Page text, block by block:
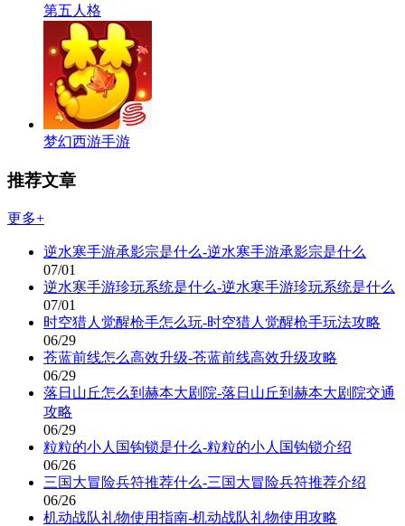
第五人格
梦幻西游手游
推荐文章
更多+
逆水寒手游承影宗是什么-逆水寒手游承影宗是什么
07/01
逆水寒手游珍玩系统是什么-逆水寒手游珍玩系统是什么
07/01
时空猎人觉醒枪手怎么玩-时空猎人觉醒枪手玩法攻略
06/29
苍蓝前线怎么高效升级-苍蓝前线高效升级攻略
06/29
落日山丘怎么到赫本大剧院-落日山丘到赫本大剧院交通
攻略
06/29
粒粒的小人国钩锁是什么-粒粒的小人国钩锁介绍
06/26
三国大冒险兵符推荐什么-三国大冒险兵符推荐介绍
06/26
机动战队礼物使用指南-机动战队礼物使用攻略